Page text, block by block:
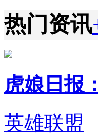
热门资讯
虎娘日报
英雄联盟